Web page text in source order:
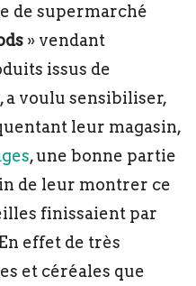
de supermarché
» vendant
issus de
voulu sensibiliser,
leur magasin,
, une bonne partie
de leur montrer ce
finissaient par
effet de très
et céréales que